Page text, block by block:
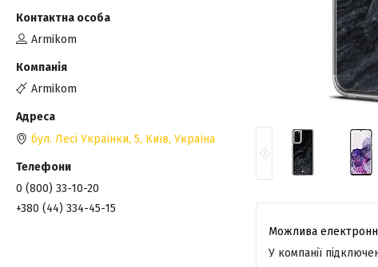
У компанії
Armikom
Armikom
бул. Лесі Українки, 5, Київ, Україна
0 (800) 33-10-20
+380 (44) 334-45-15